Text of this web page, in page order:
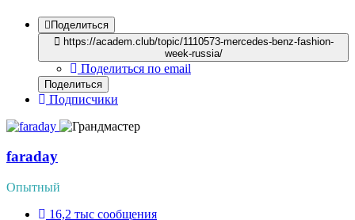
Поделиться
https://academ.club/topic/1110573-mercedes-benz-fashion-
week-russia/
Поделиться по email
Поделиться
Подписчики
faraday
Опытный
16,2 тыс сообщения